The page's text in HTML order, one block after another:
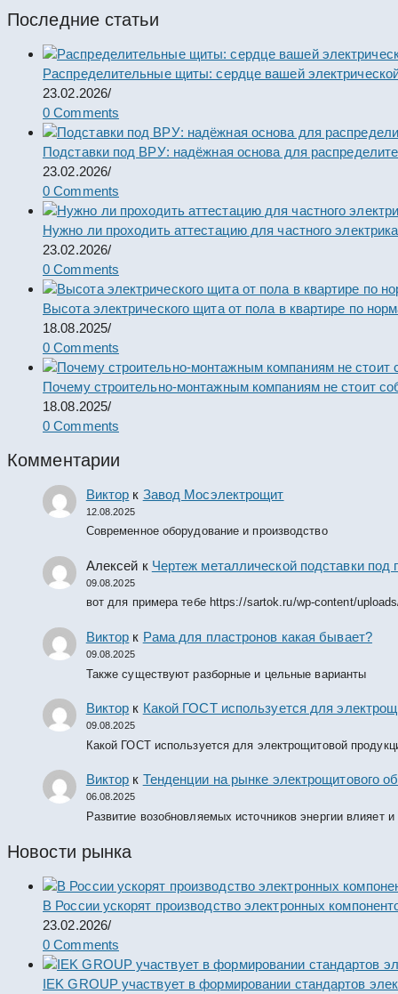
Последние статьи
Распределительные щиты: сердце вашей
23.02.2026/
0 Comments
Подставки под ВРУ: надёжная основа для
23.02.2026/
0 Comments
Нужно ли проходить аттестацию для частного
23.02.2026/
0 Comments
Высота электрического щита от пола в квартире по
18.08.2025/
0 Comments
Почему строительно-монтажным компаниям не стоит
18.08.2025/
0 Comments
Комментарии
Виктор к Завод Мосэлектрощит
12.08.2025
Современное оборудование и производство
Алексей к Чертеж металлической подставки
09.08.2025
вот для примера тебе https://sartok.ru/wp-content/
Виктор к Рама для пластронов какая бывает?
09.08.2025
Также существуют разборные и цельные варианты
Виктор к Какой ГОСТ используется для
09.08.2025
Какой ГОСТ используется для электрощитовой
Виктор к Тенденции на рынке электрощитового
06.08.2025
Развитие возобновляемых источников энергии влияет
Новости рынка
В России ускорят производство электронных
23.02.2026/
0 Comments
IEK GROUP участвует в формировании стандартов